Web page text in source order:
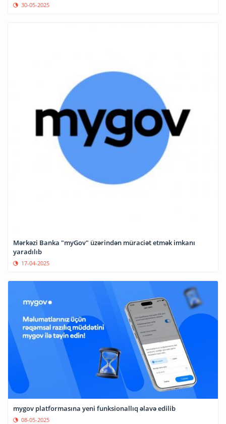
30-05-2025
Mərkəzi Banka "myGov" üzərindən müraciət etmək imkanı
yaradılıb
17-04-2025
mygov platformasına yeni funksionallıq əlavə edilib
08-05-2025